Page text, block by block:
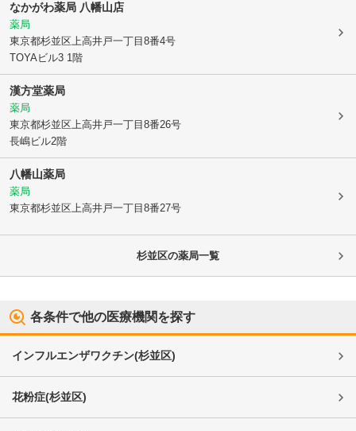
なかがわ薬局 八幡山店
薬局
東京都杉並区上高井戸一丁目8番4号
TOYAビル3 1階
漢方堂薬局
薬局
東京都杉並区上高井戸一丁目8番26号
長嶋ビル2階
八幡山薬局
薬局
東京都杉並区上高井戸一丁目8番27号
杉並区の薬局一覧
各条件で他の医療機関を探す
インフルエンザワクチン(杉並区)
花粉症(杉並区)